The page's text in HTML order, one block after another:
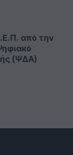
από την
(ΨΔΑ)